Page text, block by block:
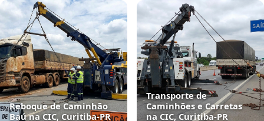
Reboque de Caminhão
Baú na CIC, Curitiba‑PR
Transporte de
Caminhões e Carretas
na CIC, Curitiba‑PR